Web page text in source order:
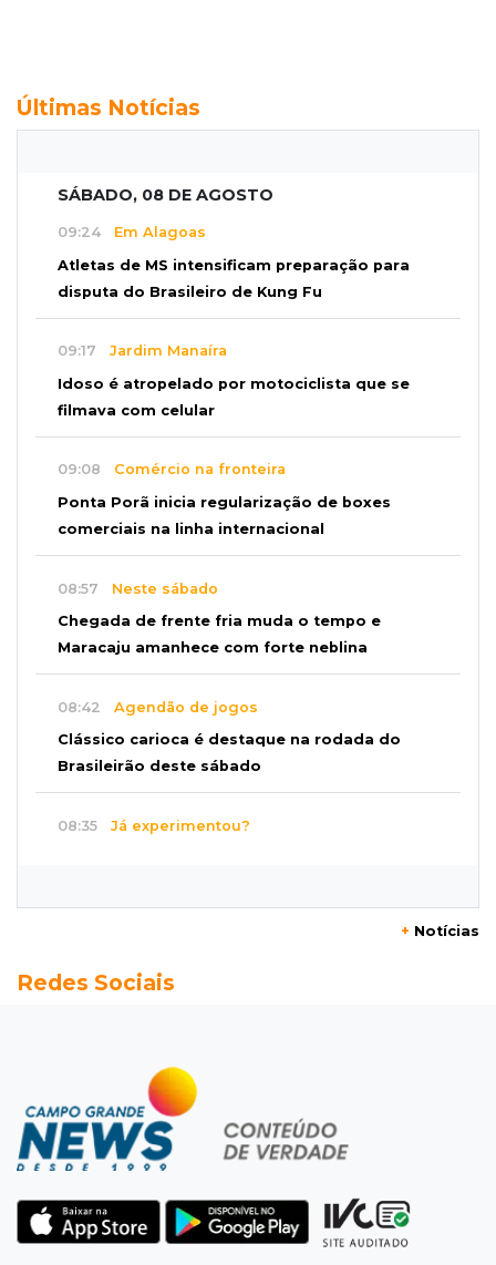
Últimas Notícias
SÁBADO, 08 DE AGOSTO
09:24 Em Alagoas
Atletas de MS intensificam preparação para
disputa do Brasileiro de Kung Fu
09:17 Jardim Manaíra
Idoso é atropelado por motociclista que se
filmava com celular
09:08 Comércio na fronteira
Ponta Porã inicia regularização de boxes
comerciais na linha internacional
08:57 Neste sábado
Chegada de frente fria muda o tempo e
Maracaju amanhece com forte neblina
08:42 Agendão de jogos
Clássico carioca é destaque na rodada do
Brasileirão deste sábado
08:35 Já experimentou?
Dócil e brincalhão, cachorrinho Dobi
Jardim Noroeste
Homem invade casa pela janela e abusa de
mulher dentro do quarto
Rebanho bovino de MS encolhe em 616 mil
animais em um ano
+ Notícias
Redes Sociais